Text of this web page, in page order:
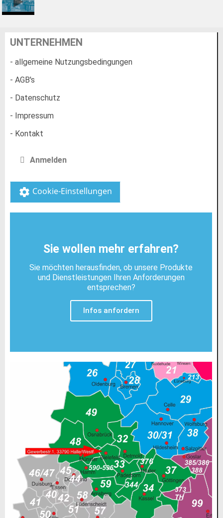
UNTERNEHMEN
- allgemeine Nutzungsbedingungen
- AGB's
- Datenschutz
- Impressum
- Kontakt
Anmelden
settings Cookie-Einstellungen
Sie wollen mehr erfahren?
Sie möchten herausfinden, ob unsere Produkte
und Dienstleistungen Ihren Anforderungen
entsprechen?
Infos anfordern